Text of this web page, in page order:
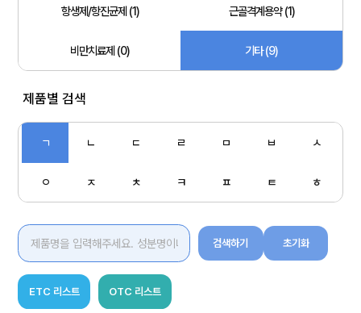
항생제/항진균제 (1) 근골격계용약 (1)
비만치료제 (0) 기타 (9)
제품별 검색
ㄱ ㄴ ㄷ ㄹ ㅁ ㅂ ㅅ
ㅇ ㅈ ㅊ ㅋ ㅍ ㅌ ㅎ
검색하기 초기화
ETC 리스트 OTC 리스트